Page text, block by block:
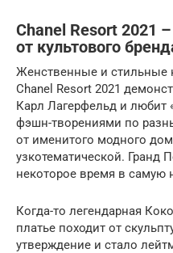
Chanel Resort 2021
от культового
Женственные и стильные
Chanel Resort 2021
Карл Лагерфельд и любит
фэшн-творениями по
от именитого модного
узкотематической. Гранд
некоторое время в
Когда-то легендарная
платье походит от
утверждение и стало